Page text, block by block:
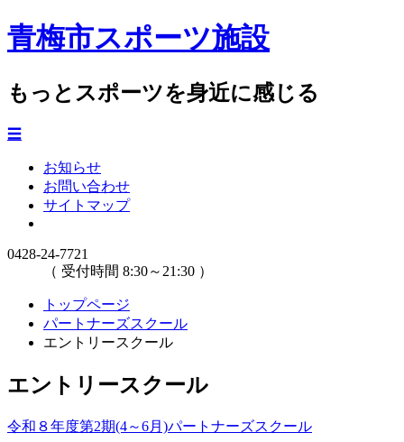
青梅市スポーツ施設
もっとスポーツを身近に感じる
☰
お知らせ
お問い合わせ
サイトマップ
0428-24-7721
（ 受付時間 8:30～21:30 ）
トップページ
パートナーズスクール
エントリースクール
エントリースクール
令和８年度第2期(4～6月)パートナーズスクール